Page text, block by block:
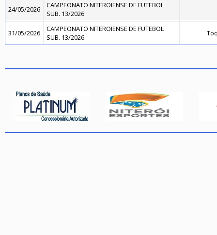
24/05/2026
CAMPEONATO NITEROIENSE DE FUTEBOL
SUB. 13/2026
31/05/2026
CAMPEONATO NITEROIENSE DE FUTEBOL
SUB. 13/2026